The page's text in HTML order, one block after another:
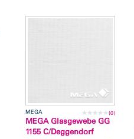
MEGA (0)
MEGA Glasgewebe GG
1155 C/Deggendorf